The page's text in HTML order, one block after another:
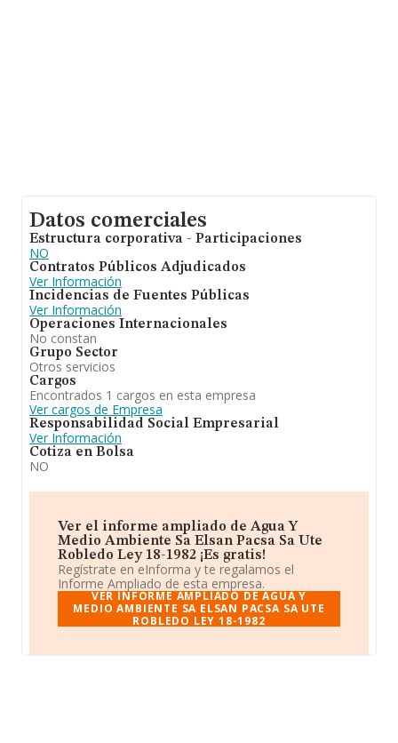
Datos comerciales
Estructura corporativa - Participaciones
NO
Contratos Públicos Adjudicados
Ver Información
Incidencias de Fuentes Públicas
Ver Información
Operaciones Internacionales
No constan
Grupo Sector
Otros servicios
Cargos
Encontrados 1 cargos en esta empresa
Ver cargos de Empresa
Responsabilidad Social Empresarial
Ver Información
Cotiza en Bolsa
NO
Ver el informe ampliado de Agua Y
Medio Ambiente Sa Elsan Pacsa Sa Ute
Robledo Ley 18-1982 ¡Es gratis!
Regístrate en eInforma y te regalamos el
Informe Ampliado de esta empresa.
VER INFORME AMPLIADO DE AGUA Y
MEDIO AMBIENTE SA ELSAN PACSA SA UTE
ROBLEDO LEY 18-1982